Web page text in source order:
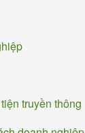
truyền thông